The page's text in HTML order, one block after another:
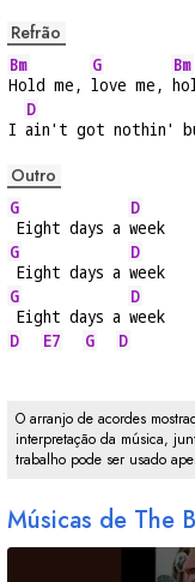
Refrão
Bm
Hold me,
G
love me,
Bm
I
D
ain't got nothin'
Outro
G
Eight days a
D
week
G
Eight days a
D
week
G
Eight days a
D
week
D
E7 G D
O arranjo de acordes
interpretação da música,
trabalho pode ser usado
Músicas de The